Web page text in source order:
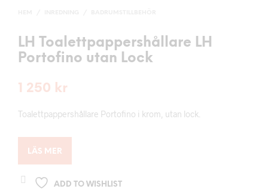
LH Toalettpappershållare LH
Portofino utan Lock
1 250 kr
Toalettpappershållare Portofino i krom, utan lock.
LÄS MER
ADD TO WISHLIST